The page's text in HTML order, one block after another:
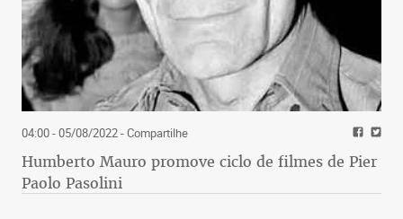
04:00 - 05/08/2022- Compartilhe
Humberto Mauro promove ciclo de filmes de Pier
Paolo Pasolini